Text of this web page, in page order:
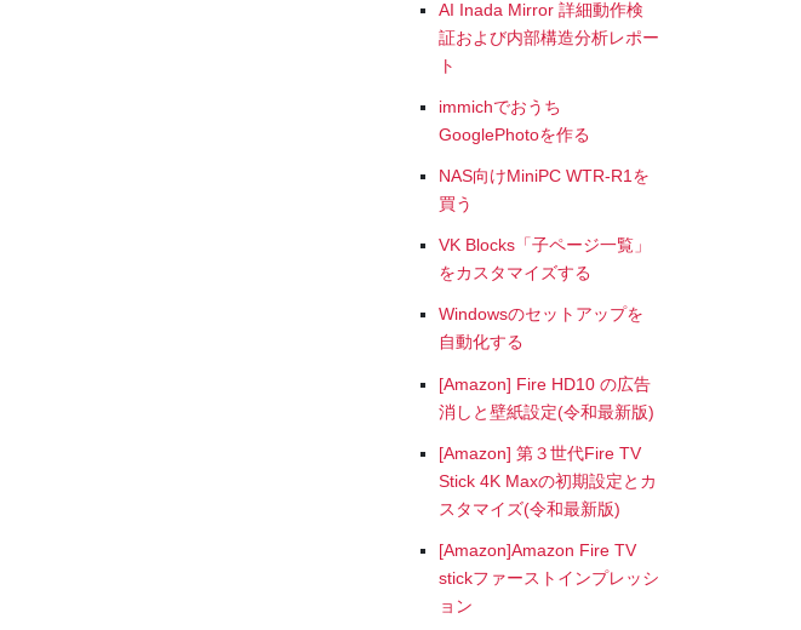
AI Inada Mirror 詳細動作検
証および内部構造分析レポー
ト
immichでおうち
GooglePhotoを作る
NAS向けMiniPC WTR-R1を
買う
VK Blocks「子ページ一覧」
をカスタマイズする
Windowsのセットアップを
自動化する
[Amazon] Fire HD10 の広告
消しと壁紙設定(令和最新版)
[Amazon] 第３世代Fire TV
Stick 4K Maxの初期設定とカ
スタマイズ(令和最新版)
[Amazon]Amazon Fire TV
stickファーストインプレッシ
ョン